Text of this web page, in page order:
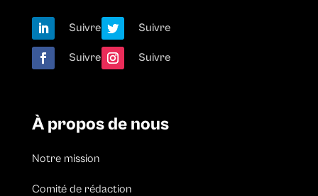
Suivre Suivre
Suivre Suivre
À propos de nous
Notre mission
Comité de rédaction